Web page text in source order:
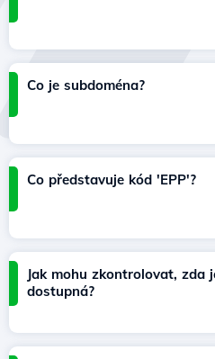
Co je subdoména?
Co představuje kód 'EPP'?
Jak mohu zkontrolovat, zda
dostupná?